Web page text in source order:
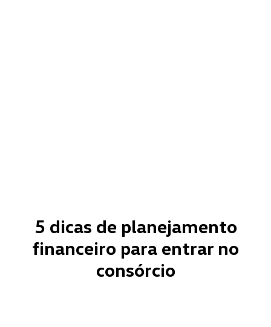
5 dicas de planejamento
financeiro para entrar no
consórcio